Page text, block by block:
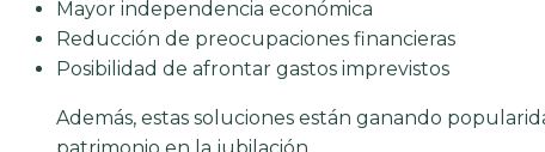
Mayor independencia económica
Reducción de preocupaciones financieras
Posibilidad de afrontar gastos imprevistos
Además, estas soluciones están ganando